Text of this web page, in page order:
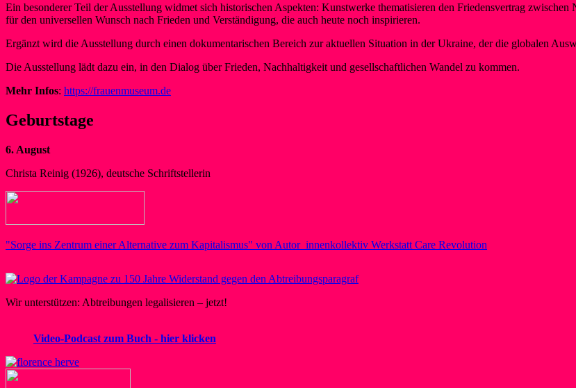
Ein besonderer Teil der Ausstellung widmet sich historischen Aspekten: Kunstwerke thematisieren den Friedensvertrag
für den universellen Wunsch nach Frieden und Verständigung, die auch heute noch inspirieren.
Ergänzt wird die Ausstellung durch einen dokumentarischen Bereich zur aktuellen Situation in der Ukraine, der die globalen
Die Ausstellung lädt dazu ein, in den Dialog über Frieden, Nachhaltigkeit und gesellschaftlichen Wandel zu kommen.
Mehr Infos: https://frauenmuseum.de
Geburtstage
6. August
Christa Reinig (1926), deutsche Schriftstellerin
"Sorge ins Zentrum einer Alternative zum Kapitalismus" von Autor_innenkollektiv Werkstatt Care Revolution
Wir unterstützen: Abtreibungen legalisieren – jetzt!
Video-Podcast zum Buch - hier klicken